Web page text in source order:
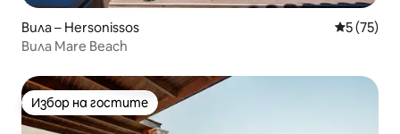
Вила – Hersonissos Средна
5 (75)
Вила Mare Beach
Избор на гостите
Избор на гостите